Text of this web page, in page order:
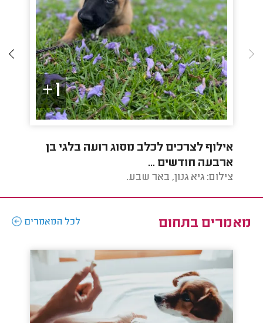
1+
אילוף לצרכים לכלב מסוג רועה בלגי בן
ארבעה חודשים ...
צילום: גיא גנון, באר שבע.
מאמרים בתחום לכל המאמרים